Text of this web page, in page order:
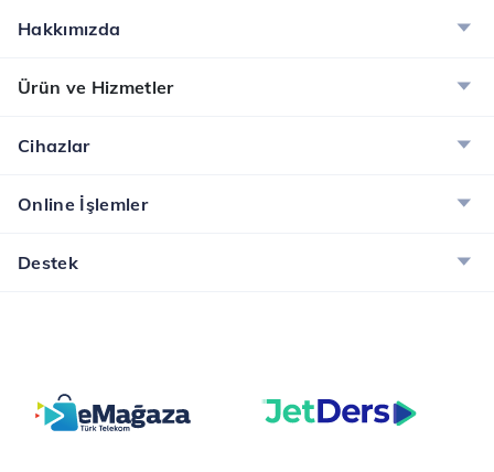
Hakkımızda
Ürün ve Hizmetler
Cihazlar
Online İşlemler
Destek